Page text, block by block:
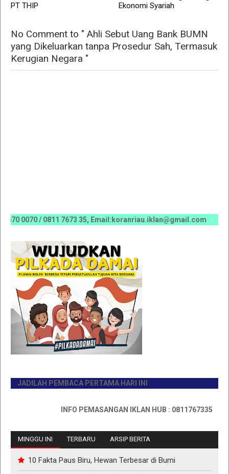
PT THIP
Ekonomi Syariah
No Comment to " Ahli Sebut Uang Bank BUMN
yang Dikeluarkan tanpa Prosedur Sah, Termasuk
Kerugian Negara "
0070 / 0811 7673 35, Email:koranriau.iklan@gmail.com
PEMBACA PERTAMA HARI INI
INFO PEMASANGAN IKLAN HUB : 0811767335
MINGGU INI TERBARU ARSIP BERITA
10 Fakta Paus Biru, Hewan Terbesar di Bumi